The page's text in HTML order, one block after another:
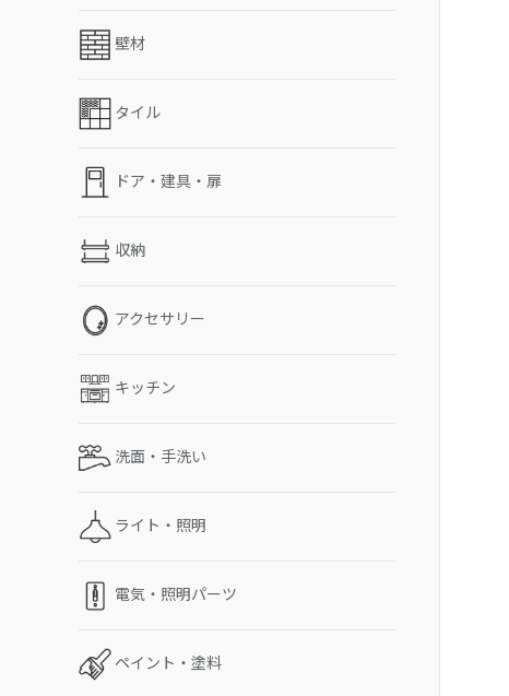
壁材
タイル
ドア・建具・扉
収納
アクセサリー
キッチン
洗面・手洗い
ライト・照明
電気・照明パーツ
ペイント・塗料